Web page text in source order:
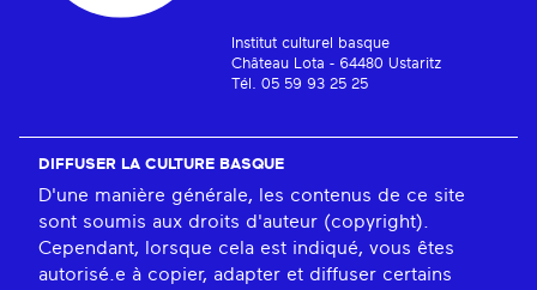
Institut culturel basque
Château Lota - 64480 Ustaritz
Tél. 05 59 93 25 25
DIFFUSER LA CULTURE BASQUE
D'une manière générale, les contenus de ce site
sont soumis aux droits d'auteur (copyright).
Cependant, lorsque cela est indiqué, vous êtes
autorisé.e à copier, adapter et diffuser certains